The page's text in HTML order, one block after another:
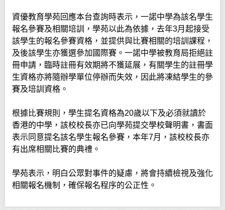
資優教育學苑回應本台查詢時表示，一諾中學為該名學生
報名參賽及相關培訓，學苑以此為依據，去年3月起接受
該學生的報名參賽資格，並提供與比賽相關的培訓課程，
及後該學生亦獲選參加國際賽。一諾中學被教育局拒絕註
冊申請，臨時註冊有效期將不獲延展，有關學生的註冊學
生資格亦將隨辦學單位停辦而失效，因此將凍結學生的參
賽及培訓資格。
根據比賽規則，學生提名資格為20歲以下及必須就讀於
香港的中學，該校校長亦已向學苑提交學校聲明書，書面
表示同意提名該名學生報名參賽，本年7月，該校校長亦
有出席相關比賽的典禮。
學苑表示，明白公眾對事件的疑慮，將會持續檢視及強化
相關報名機制，確保報名程序的公正性。